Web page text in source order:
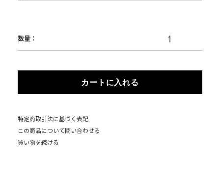
数量：
カートに入れる
特定商取引法に基づく表記
この商品について問い合わせる
買い物を続ける